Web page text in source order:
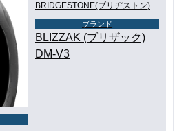
BRIDGESTONE(ブリヂストン)
ブランド
BLIZZAK (ブリザック)
DM-V3